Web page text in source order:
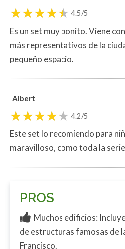
4.5/5
Es un set muy bonito. Viene
más representativos de la
pequeño espacio.
Albert
4.2/5
Este set lo recomiendo para
maravilloso, como toda la
PROS
Muchos edificios:
de estructuras famosas de
Francisco.